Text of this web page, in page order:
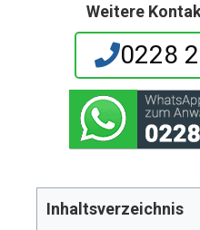
Weitere
0228
Inhaltsverzeichnis